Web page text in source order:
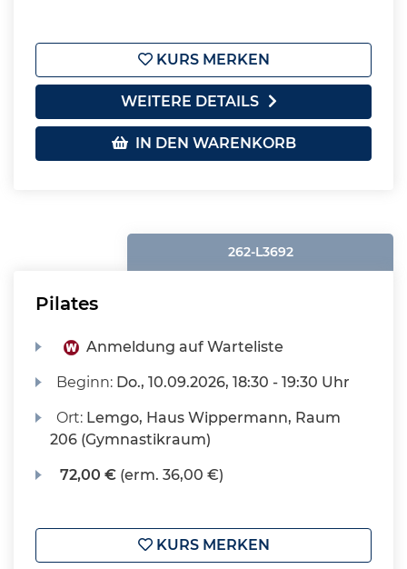
KURS MERKEN
WEITERE DETAILS
IN DEN WARENKORB
262-L3692
Pilates
Anmeldung auf Warteliste
Beginn: Do., 10.09.2026, 18:30 - 19:30 Uhr
Ort: Lemgo, Haus Wippermann, Raum
206 (Gymnastikraum)
72,00 € (erm. 36,00 €)
KURS MERKEN